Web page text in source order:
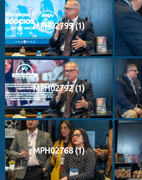
MPH02799 (1)
MPH02792 (1)
MPH02768 (1)